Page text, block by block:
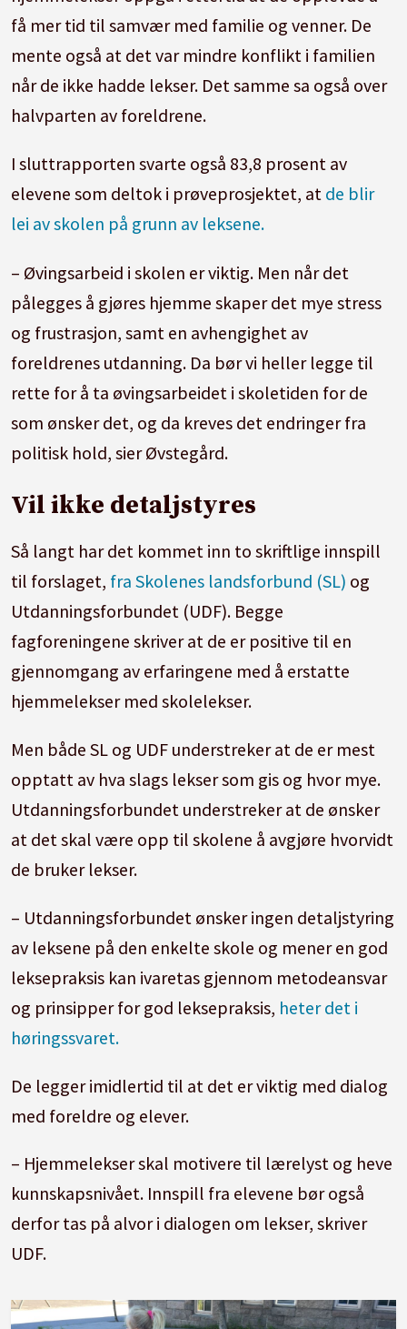
få mer tid til samvær med familie og venner. De
mente også at det var mindre konflikt i familien
når de ikke hadde lekser. Det samme sa også over
halvparten av foreldrene.
I sluttrapporten svarte også 83,8 prosent av
elevene som deltok i prøveprosjektet, at de blir
lei av skolen på grunn av leksene.
– Øvingsarbeid i skolen er viktig. Men når det
pålegges å gjøres hjemme skaper det mye stress
og frustrasjon, samt en avhengighet av
foreldrenes utdanning. Da bør vi heller legge til
rette for å ta øvingsarbeidet i skoletiden for de
som ønsker det, og da kreves det endringer fra
politisk hold, sier Øvstegård.
Vil ikke detaljstyres
Så langt har det kommet inn to skriftlige innspill
til forslaget, fra Skolenes landsforbund (SL) og
Utdanningsforbundet (UDF). Begge
fagforeningene skriver at de er positive til en
gjennomgang av erfaringene med å erstatte
hjemmelekser med skolelekser.
Men både SL og UDF understreker at de er mest
opptatt av hva slags lekser som gis og hvor mye.
Utdanningsforbundet understreker at de ønsker
at det skal være opp til skolene å avgjøre hvorvidt
de bruker lekser.
– Utdanningsforbundet ønsker ingen detaljstyring
av leksene på den enkelte skole og mener en god
leksepraksis kan ivaretas gjennom metodeansvar
og prinsipper for god leksepraksis, heter det i
høringssvaret.
De legger imidlertid til at det er viktig med dialog
med foreldre og elever.
– Hjemmelekser skal motivere til lærelyst og heve
kunnskapsnivået. Innspill fra elevene bør også
derfor tas på alvor i dialogen om lekser, skriver
UDF.